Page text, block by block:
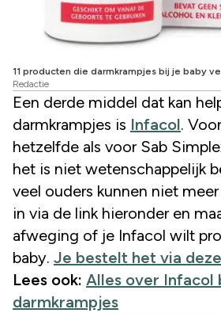
11 producten die darmkrampjes bij je baby
Redactie
Een derde middel dat kan
darmkrampjes is Infacol.
hetzelfde als voor Sab
het is niet wetenschappelijk
veel ouders kunnen niet
in via de link hieronder en
afweging of je Infacol wilt
baby. Je bestelt het via
Lees ook: Alles over Infacol
darmkrampjes